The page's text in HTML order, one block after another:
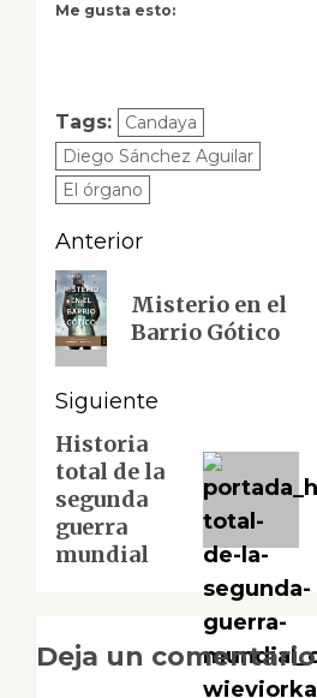
Me gusta esto:
Tags:
Candaya
Diego Sánchez Aguilar
El órgano
Navegación
de
entradas
Anterior
Entrada
anterior:
Misterio en el
Barrio Gótico
Siguiente
Siguiente
entrada:
Historia
total de la
segunda
guerra
mundial
Deja un comentario